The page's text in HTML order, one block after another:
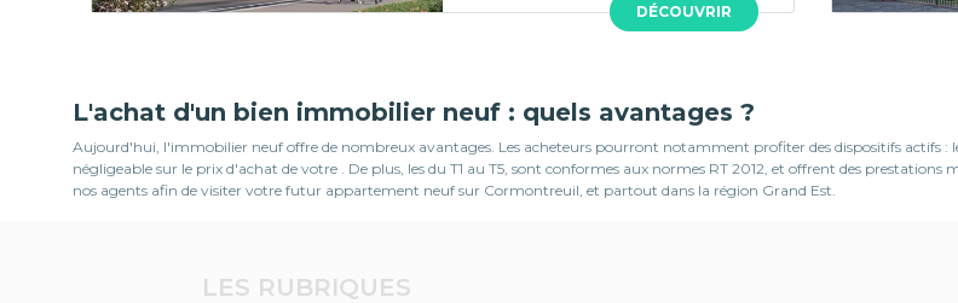
DÉCOUVRIR
L'achat d'un bien immobilier neuf : quels avantages ?
Aujourd'hui, l'immobilier neuf offre de nombreux avantages. Les acheteurs pourront notamment profiter des dispositifs actifs :
négligeable sur le prix d'achat de votre . De plus, les du T1 au T5, sont conformes aux normes RT 2012, et offrent des
nos agents afin de visiter votre futur appartement neuf sur Cormontreuil, et partout dans la région Grand Est.
LES RUBRIQUES